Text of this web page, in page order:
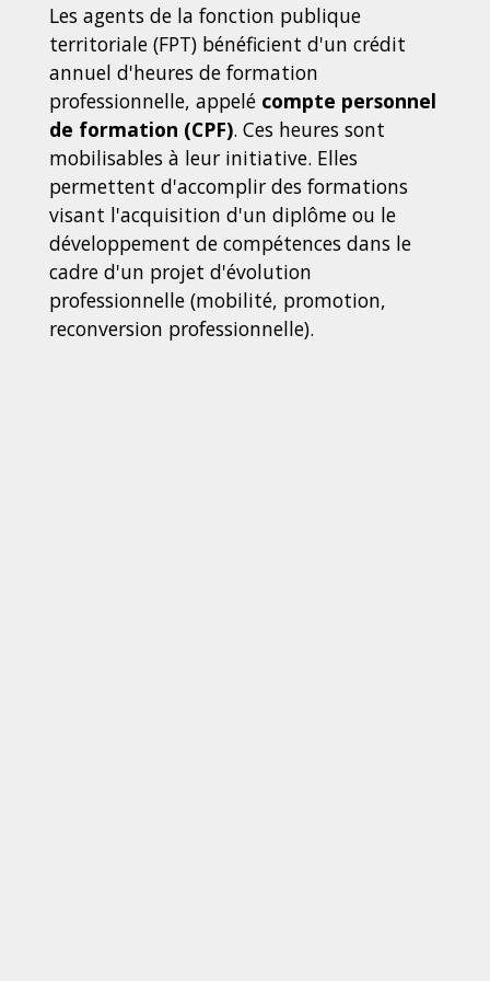
Les agents de la fonction publique
territoriale (FPT) bénéficient d'un crédit
annuel d'heures de formation
professionnelle, appelé compte personnel
de formation (CPF). Ces heures sont
mobilisables à leur initiative. Elles
permettent d'accomplir des formations
visant l'acquisition d'un diplôme ou le
développement de compétences dans le
cadre d'un projet d'évolution
professionnelle (mobilité, promotion,
reconversion professionnelle).